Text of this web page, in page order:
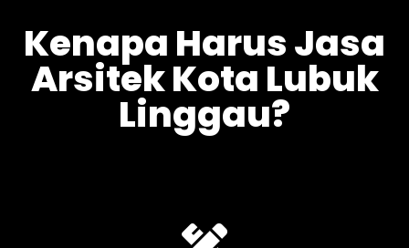
Kenapa Harus Jasa
Arsitek Kota Lubuk
Linggau?